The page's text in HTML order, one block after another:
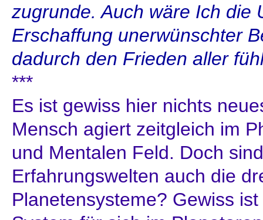
zugrunde. Auch wäre Ich die
Erschaffung unerwünschter
dadurch den Frieden aller
***
Es ist gewiss hier nichts
Mensch agiert zeitgleich im
und Mentalen Feld. Doch
Erfahrungswelten auch die
Planetensysteme? Gewiss